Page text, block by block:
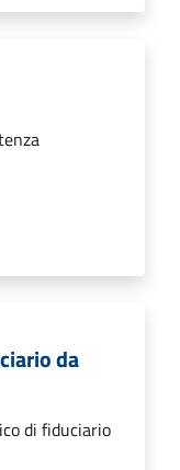
da
di fiduciario